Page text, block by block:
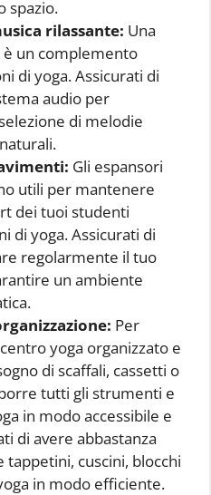
spazio.
rilassante: Una
è un complemento
di yoga. Assicurati di
audio per
di melodie
Gli espansori
utili per mantenere
dei tuoi studenti
di yoga. Assicurati di
regolarmente il tuo
un ambiente
Per
yoga organizzato e
di scaffali, cassetti o
tutti gli strumenti e
in modo accessibile e
di avere abbastanza
cuscini, blocchi
in modo efficiente.